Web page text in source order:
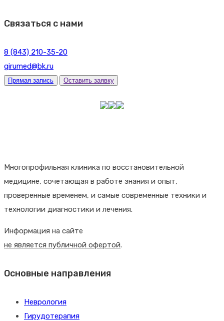
Связаться с нами
8 (843) 210-35-20
girumed@bk.ru
Прямая запись Оставить заявку
Многопрофильная клиника по восстановительной
медицине, сочетающая в работе знания и опыт,
проверенные временем, и самые современные техники и
технологии диагностики и лечения.
Информация на сайте
не является публичной офертой.
Основные направления
Неврология
Гирудотерапия